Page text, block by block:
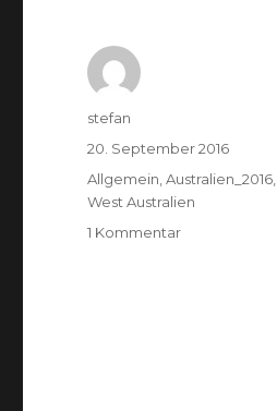
Autor
stefan
Veröffentlicht
am
20. September 2016
Kategorien
Allgemein,Australien_2016,
West Australien
1 Kommentarzu